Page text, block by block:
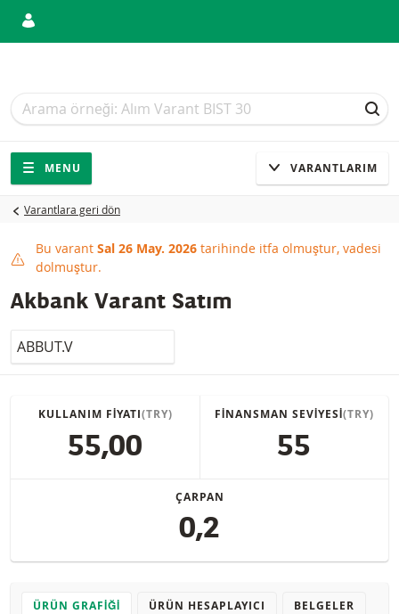
Arama
Arama
Gezinti
Sitede gezinti
MENU VARANTLARIM
Varantlara geri dön
This product has expired
Bu varant Sal 26 May. 2026 tarihinde itfa olmuştur, vadesi
dolmuştur.
Akbank Varant Satım
LocalCode
KULLANIM FIYATI(TRY)
55,00
FINANSMAN SEVIYESI(TRY)
55
ÇARPAN
0,2
ÜRÜN GRAFIĞI ÜRÜN HESAPLAYICI
BELGELER